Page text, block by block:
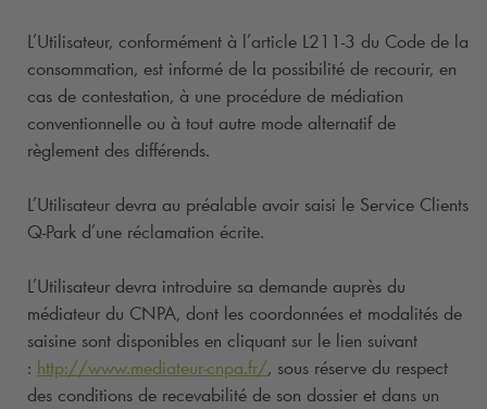
L’Utilisateur, conformément à l’article L211-3 du Code de la
consommation, est informé de la possibilité de recourir, en
cas de contestation, à une procédure de médiation
conventionnelle ou à tout autre mode alternatif de
règlement des différends.
L’Utilisateur devra au préalable avoir saisi le Service Clients
Q-Park d’une réclamation écrite.
L’Utilisateur devra introduire sa demande auprès du
médiateur du CNPA, dont les coordonnées et modalités de
saisine sont disponibles en cliquant sur le lien suivant
: http://www.mediateur-cnpa.fr/, sous réserve du respect
des conditions de recevabilité de son dossier et dans un